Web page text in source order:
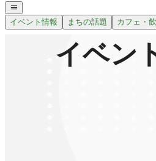
イベント情報 まちの話題 カフェ・
イベン